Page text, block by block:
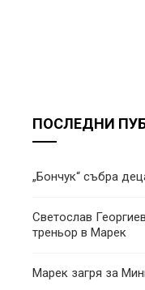
ПОСЛЕДНИ
„Бончук“ събра
Светослав
треньор в Марек
Марек загря за